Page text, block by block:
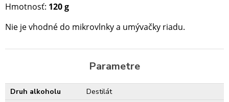
Hmotnosť: 120 g
Nie je vhodné do mikrovlnky a umývačky riadu.
Parametre
Druh alkoholu
Destilát